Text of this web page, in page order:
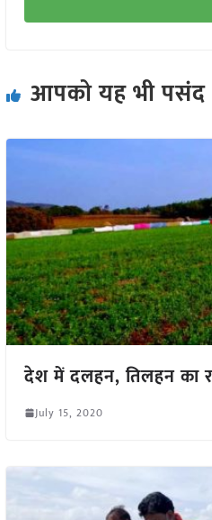
आपको यह भी
देश में दलहन, तिलहन का
July 15, 2020